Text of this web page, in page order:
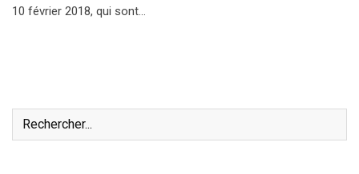
10 février 2018, qui sont…